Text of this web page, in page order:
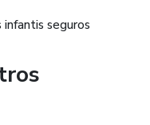
seguros